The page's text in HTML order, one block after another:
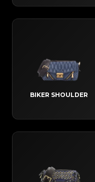
BIKER SHOULDER